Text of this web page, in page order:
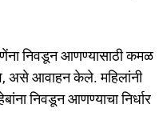
निवडून आणण्यासाठी कमळ
असे आवाहन केले. महिलांनी
निवडून आणण्याचा निर्धार